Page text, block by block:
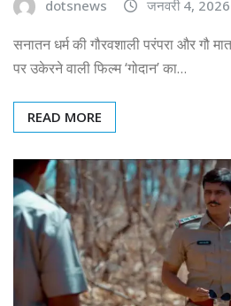
dotsnews जनवरी 4, 2026
सनातन धर्म की गौरवशाली परंपरा और गौ
पर उकेरने वाली फिल्म ‘गोदान’ का…
READ MORE